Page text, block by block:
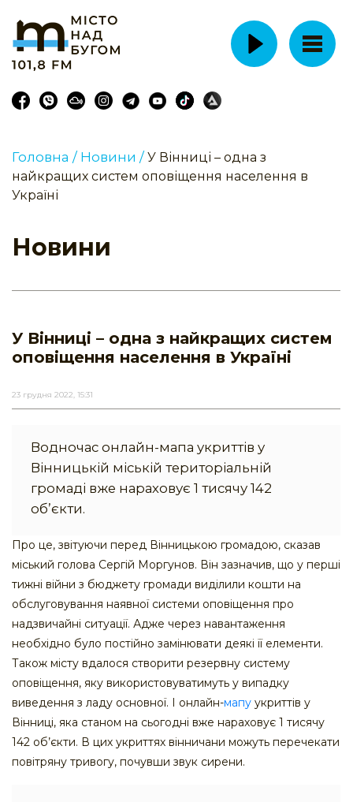
Головна / Новини / У Вінниці – одна з
найкращих систем оповіщення населення в
Україні
Новини
У Вінниці – одна з найкращих систем
оповіщення населення в Україні
23 грудня 2022, 15:31
Водночас онлайн-мапа укриттів у
Вінницькій міській територіальній
громаді вже нараховує 1 тисячу 142
об’єкти.
Про це, звітуючи перед Вінницькою громадою, сказав
міський голова Сергій Моргунов. Він зазначив, що у перші
тижні війни з бюджету громади виділили кошти на
обслуговування наявної системи оповіщення про
надзвичайні ситуації. Адже через навантаження
необхідно було постійно замінювати деякі її елементи.
Також місту вдалося створити резервну систему
оповіщення, яку використовуватимуть у випадку
виведення з ладу основної. І онлайн-мапу укриттів у
Вінниці, яка станом на сьогодні вже нараховує 1 тисячу
142 об’єкти. В цих укриттях вінничани можуть перечекати
повітряну тривогу, почувши звук сирени.